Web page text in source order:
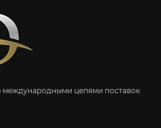
цепями поставок